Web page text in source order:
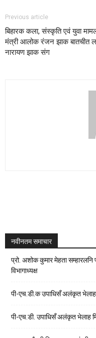
Previous article
बिहारक कला, संस्कृति एवं युवा
मंत्री आलोक रंजन झाक बातचीत
नारायण झाक संग
नवीनतम समाचार
प्रो. अशोक कुमार मेहता
विभागाध्यक्ष
पी-एच.डी.क उपाधिसँ अलंकृत भेलाह
पी-एच.डी. उपाधिसँ अलंकृत भेलाह